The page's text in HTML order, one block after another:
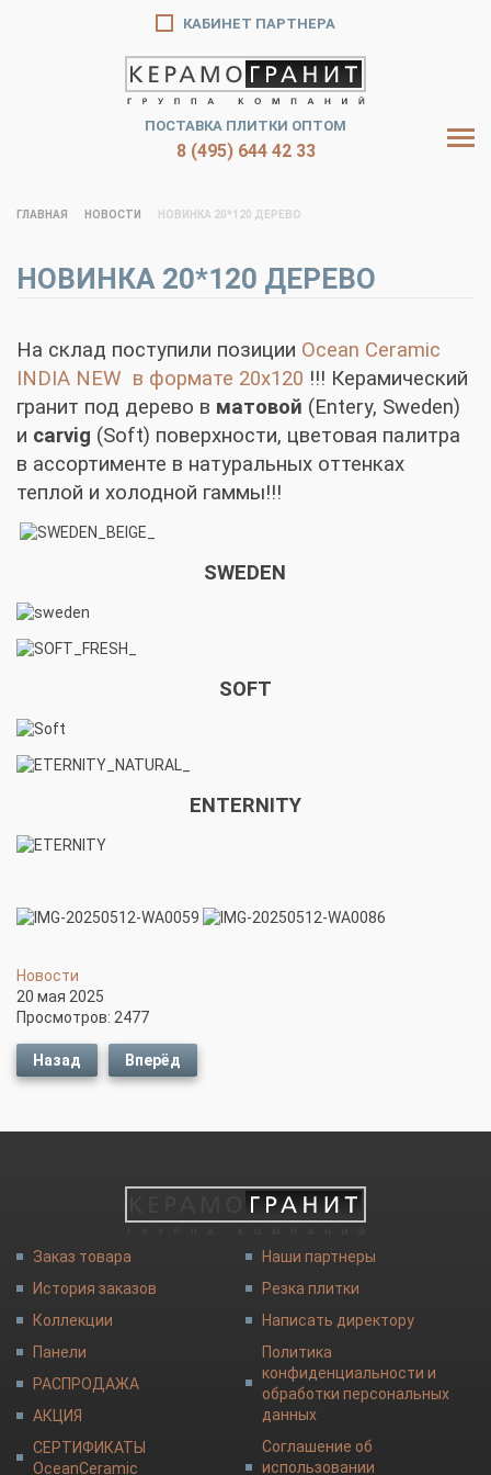
ПОСТАВКА ПЛИТКИ ОПТОМ
8 (495) 644 42 33
КАБИНЕТ ПАРТНЕРА
ГЛАВНАЯ НОВОСТИ НОВИНКА 20*120 ДЕРЕВО
НОВИНКА 20*120 ДЕРЕВО
На склад поступили позиции Ocean Ceramic
INDIA NEW в формате 20x120 !!! Керамический
гранит под дерево в матовой (Entery, Sweden)
и carvig (Soft) поверхности, цветовая палитра
в ассортименте в натуральных оттенках
теплой и холодной гаммы!!!
SWEDEN
SOFT
ENTERNITY
Новости
20 мая 2025
Просмотров: 2477
Назад Вперёд
Заказ товара
История заказов
Коллекции
Панели
РАСПРОДАЖА
АКЦИЯ
СЕРТИФИКАТЫ
OceanCeramic
Наши партнеры
Резка плитки
Написать директору
Политика
конфиденциальности и
обработки персональных
данных
Соглашение об
использовании